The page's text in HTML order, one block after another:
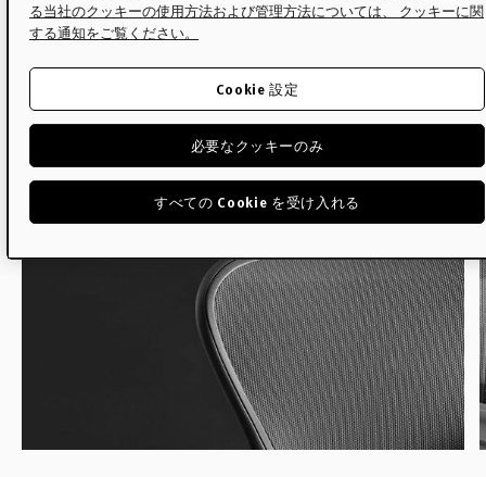
アーロンについて知りまし
ょう
る当社のクッキーの使用方法および管理方法については、 クッキーに関
する通知をご覧ください。
必要なクッキーのみ
すべての Cookie を受け入れる
Cookie 設定